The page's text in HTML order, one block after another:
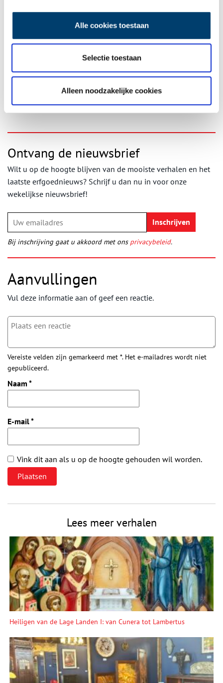
Alle cookies toestaan
Selectie toestaan
Alleen noodzakelijke cookies
Fiep Westendorp Foundation. ©Fiep Amsterdam bv; Fiep Westendorp Illustrations.
Fiep Westendorp is te zien van 19 juni t/m 13 september in het
Rijksmuseum Amsterdam.
Rijksmuseum Amsterdam
Ontvang de nieuwsbrief
Wilt u op de hoogte blijven van de mooiste verhalen en het
laatste erfgoednieuws? Schrijf u dan nu in voor onze
wekelijkse nieuwsbrief!
Bij inschrijving gaat u akkoord met ons privacybeleid.
Aanvullingen
Vul deze informatie aan of geef een reactie.
Vereiste velden zijn gemarkeerd met *. Het e-mailadres wordt niet
gepubliceerd.
Naam *
E-mail*
Vink dit aan als u op de hoogte gehouden wil worden.
Lees meer verhalen
Heiligen van de Lage Landen I: van Cunera tot Lambertus